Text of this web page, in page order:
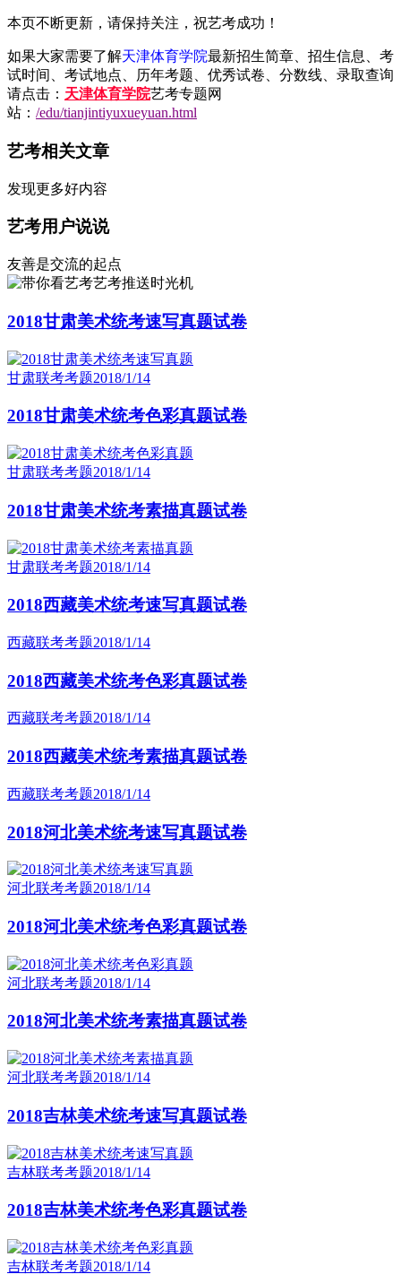
本页不断更新，请保持关注，祝艺考成功！
如果大家需要了解天津体育学院最新招生简章、招生信息、考
试时间、考试地点、历年考题、优秀试卷、分数线、录取查询
请点击： 天津体育学院艺考专题网
站： /edu/tianjintiyuxueyuan.html
艺考相关文章
发现更多好内容
艺考用户说说
友善是交流的起点
艺考推送时光机
2018甘肃美术统考速写真题试卷
甘肃联考考题2018/1/14
2018甘肃美术统考色彩真题试卷
甘肃联考考题2018/1/14
2018甘肃美术统考素描真题试卷
甘肃联考考题2018/1/14
2018西藏美术统考速写真题试卷
西藏联考考题2018/1/14
2018西藏美术统考色彩真题试卷
西藏联考考题2018/1/14
2018西藏美术统考素描真题试卷
西藏联考考题2018/1/14
2018河北美术统考速写真题试卷
河北联考考题2018/1/14
2018河北美术统考色彩真题试卷
河北联考考题2018/1/14
2018河北美术统考素描真题试卷
河北联考考题2018/1/14
2018吉林美术统考速写真题试卷
吉林联考考题2018/1/14
2018吉林美术统考色彩真题试卷
吉林联考考题2018/1/14